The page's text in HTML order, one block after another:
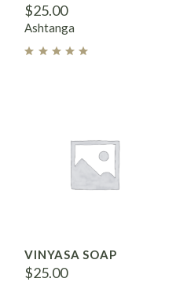
$25.00
Ashtanga
VINYASA SOAP
$25.00